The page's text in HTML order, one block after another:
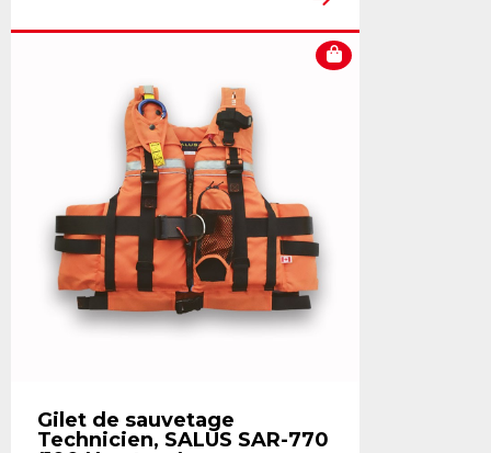
Gilet de sauvetage
Technicien, SALUS SAR-770